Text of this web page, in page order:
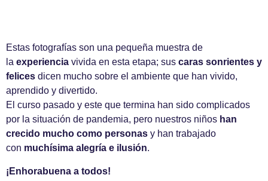
Estas fotografías son una pequeña muestra de
la experiencia vivida en esta etapa; sus caras sonrientes y
felices dicen mucho sobre el ambiente que han vivido,
aprendido y divertido.
El curso pasado y este que termina han sido complicados
por la situación de pandemia, pero nuestros niños han
crecido mucho como personas y han trabajado
con muchísima alegría e ilusión.
¡Enhorabuena a todos!